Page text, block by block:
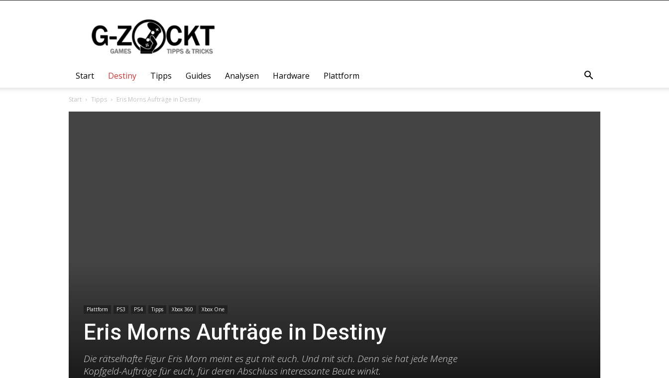
Zockt.DE
Start Destiny Tipps Guides Analysen Hardware Plattform
Start Tipps Eris Morns Aufträge in Destiny
Plattform PS3 PS4 Tipps Xbox 360 Xbox One
Eris Morns Aufträge in Destiny
Die rätselhafte Figur Eris Morn meint es gut mit euch. Und mit sich. Denn sie hat jede Menge
Kopfgeld-Aufträge für euch, für deren Abschluss interessante Beute winkt.